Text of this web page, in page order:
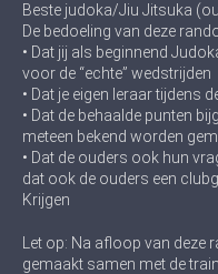
Beste judoka/Jiu Jitsuka
De bedoeling van deze
• Dat jij als beginnend
voor de “echte” wedstrijden
• Dat je eigen leraar tijdens
• Dat de behaalde punten
meteen bekend worden
• Dat de ouders ook hun
dat ook de ouders een
Krijgen
Let op: Na afloop van
gemaakt samen met de